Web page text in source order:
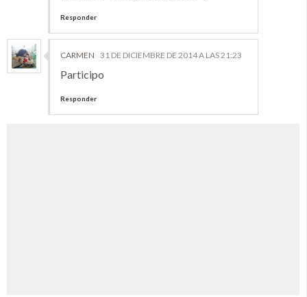
Responder
CARMEN 31 DE DICIEMBRE DE 2014 A LAS 21:23
Participo
Responder